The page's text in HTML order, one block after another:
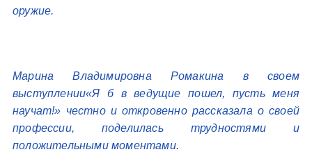
оружие.
Марина Владимировна Ромакина в своем
выступлении«Я б в ведущие пошел, пусть меня
научат!» честно и откровенно рассказала о своей
профессии, поделилась трудностями и
положительными моментами.